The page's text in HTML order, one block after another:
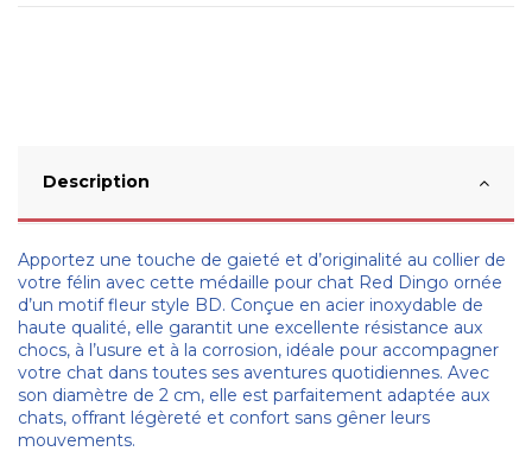
Description
Apportez une touche de gaieté et d’originalité au collier de
votre félin avec cette médaille pour chat Red Dingo ornée
d’un motif fleur style BD. Conçue en acier inoxydable de
haute qualité, elle garantit une excellente résistance aux
chocs, à l’usure et à la corrosion, idéale pour accompagner
votre chat dans toutes ses aventures quotidiennes. Avec
son diamètre de 2 cm, elle est parfaitement adaptée aux
chats, offrant légèreté et confort sans gêner leurs
mouvements.